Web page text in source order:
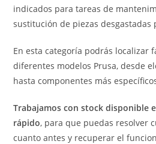
indicados para tareas de
sustitución de piezas desgastadas
En esta categoría podrás localizar
diferentes modelos Prusa, desde
hasta componentes más
Trabajamos con stock disponible
rápido, para que puedas resolver
cuanto antes y recuperar el